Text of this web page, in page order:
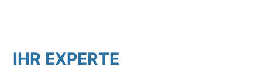
IHR EXPERTE